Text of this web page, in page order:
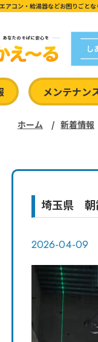
アコン・給湯器などお困りごとな
メンテナン
ホーム 新着情報
埼玉県 朝
2026-04-09